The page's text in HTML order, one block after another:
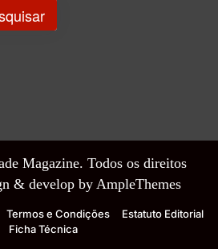
Magazine. Todos os direitos
& develop by AmpleThemes
Termos e Condições
Estatuto Editorial
Ficha Técnica